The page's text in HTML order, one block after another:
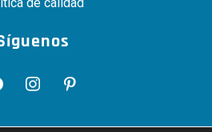
de calidad
instagrampinterest